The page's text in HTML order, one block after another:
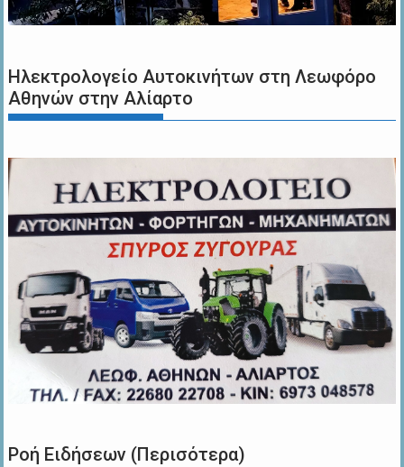
Ηλεκτρολογείο Αυτοκινήτων στη Λεωφόρο
Αθηνών στην Αλίαρτο
Ροή Ειδήσεων (Περισότερα)